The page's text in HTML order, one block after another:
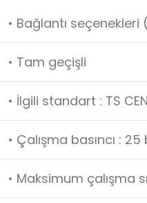
• Bağlantı
• Tam geçişli
• İlgili standart : TS
• Çalışma basıncı : 25
• Maksimum çalışma